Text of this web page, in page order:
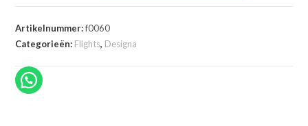
-
Hologram
Std
Artikelnummer:f0060
Categorieën: Flights, Designa